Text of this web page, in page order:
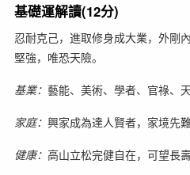
基礎運解讀(12分)
忍耐克己，進取修身成大業，外剛
堅強，唯恐天險。
基業： 藝能、美術、學者、官祿、
家庭： 興家成為達人賢者，家境先難
健康： 高山立松完健自在，可望長壽